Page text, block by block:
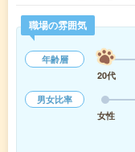
職場の雰囲気
年齢層
20代
男女比率
女性